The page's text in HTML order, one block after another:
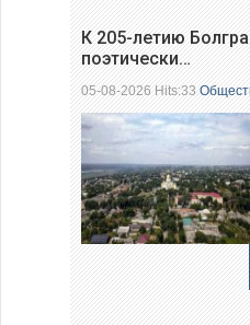
К 205-летию
поэтически…
05-08-2026 Hits:33